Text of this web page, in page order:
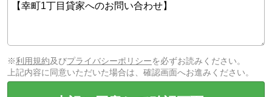
※利用規約及びプライバシーポリシーを必ずお読みください。
上記内容に同意いただいた場合は、確認画面へお進みください。